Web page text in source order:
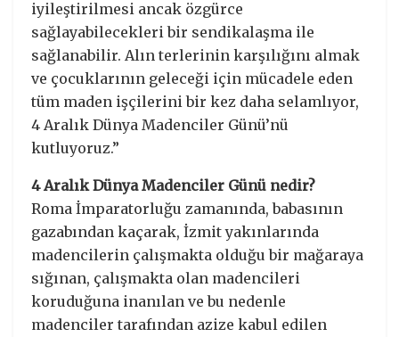
iyileştirilmesi ancak özgürce
sağlayabilecekleri bir sendikalaşma ile
sağlanabilir. Alın terlerinin karşılığını almak
ve çocuklarının geleceği için mücadele eden
tüm maden işçilerini bir kez daha selamlıyor,
4 Aralık Dünya Madenciler Günü’nü
kutluyoruz.”
4 Aralık Dünya Madenciler Günü nedir?
Roma İmparatorluğu zamanında, babasının
gazabından kaçarak, İzmit yakınlarında
madencilerin çalışmakta olduğu bir mağaraya
sığınan, çalışmakta olan madencileri
koruduğuna inanılan ve bu nedenle
madenciler tarafından azize kabul edilen